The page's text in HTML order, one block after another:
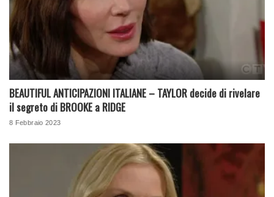
BEAUTIFUL ANTICIPAZIONI ITALIANE – TAYLOR decide di rivelare
il segreto di BROOKE a RIDGE
8 Febbraio 2023